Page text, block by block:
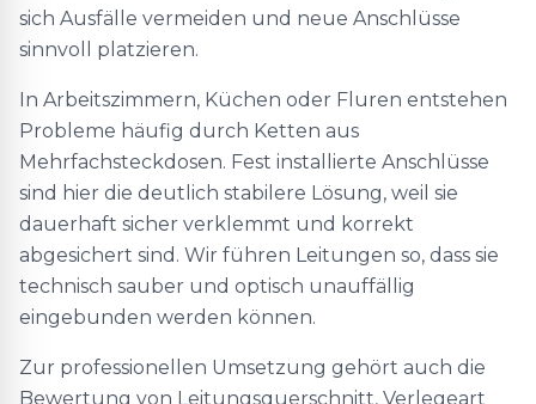
sich Ausfälle vermeiden und neue Anschlüsse
sinnvoll platzieren.
In Arbeitszimmern, Küchen oder Fluren entstehen
Probleme häufig durch Ketten aus
Mehrfachsteckdosen. Fest installierte Anschlüsse
sind hier die deutlich stabilere Lösung, weil sie
dauerhaft sicher verklemmt und korrekt
abgesichert sind. Wir führen Leitungen so, dass sie
technisch sauber und optisch unauffällig
eingebunden werden können.
Zur professionellen Umsetzung gehört auch die
Bewertung von Leitungsquerschnitt, Verlegeart